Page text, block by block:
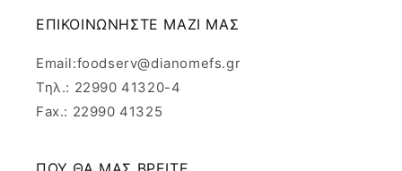
ΕΠΙΚΟΙΝΩΝΗΣΤΕ ΜΑΖΙ ΜΑΣ
Email:foodserv@dianomefs.gr
Τηλ.: 22990 41320-4
Fax.: 22990 41325